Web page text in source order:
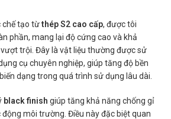
chế tạo từthép S2 cao cấp, được tôi
phần, mang lại độ cứng cao và khả
trội. Đây là vật liệu thường được sử
cụ chuyên nghiệp, giúp tăng độ bền
dạng trong quá trình sử dụng lâu dài.
black finish giúp tăng khả năng chống gỉ
động môi trường. Điều này đặc biệt quan